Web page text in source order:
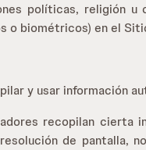
políticas, religión
biométricos) en el
y usar información
recopilan cierta
de